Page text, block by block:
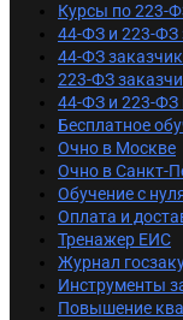
Курсы по 223-
44-ФЗ и 223-ФЗ
44-ФЗ
223-ФЗ
44-ФЗ и 223-
Бесплатное
Очно в Москве
Очно в Санкт-
Обучение с
Оплата и
Тренажер ЕИС
Журнал
Инструменты
Повышение